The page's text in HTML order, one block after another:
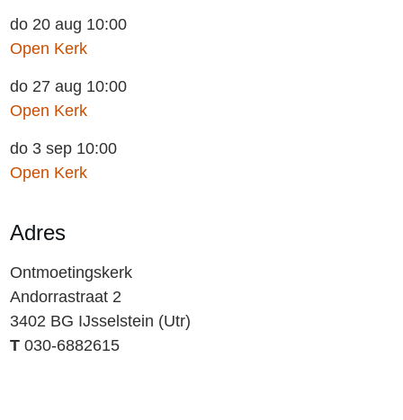
do 20 aug 10:00
Open Kerk
do 27 aug 10:00
Open Kerk
do 3 sep 10:00
Open Kerk
Adres
Ontmoetingskerk
Andorrastraat 2
3402 BG IJsselstein (Utr)
T 030-6882615